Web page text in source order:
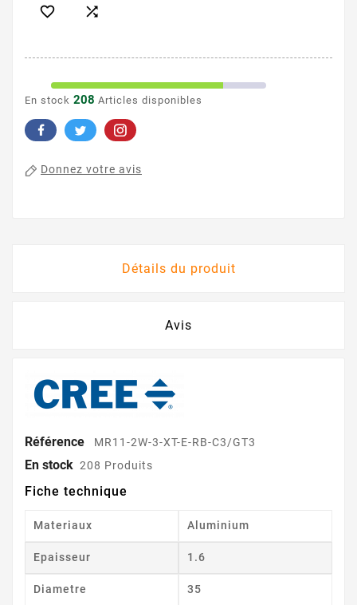
 
En stock 208 Articles disponibles
Donnez votre avis
Détails du produit
Avis
Référence MR11-2W-3-XT-E-RB-C3/GT3
En stock 208 Produits
Fiche technique
Materiaux Aluminium
Epaisseur 1.6
Diametre 35